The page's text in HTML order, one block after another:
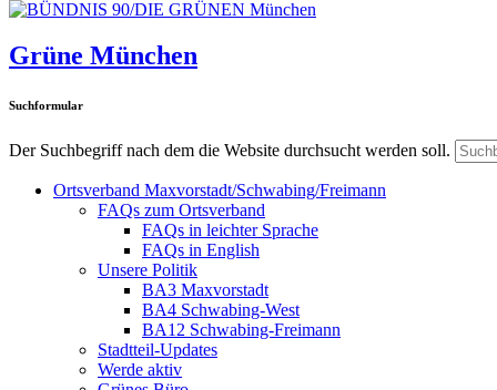
Grüne München
Suchformular
Der Suchbegriff nach dem die Website durchsucht werden soll.
Ortsverband Maxvorstadt/Schwabing/Freimann
FAQs zum Ortsverband
FAQs in leichter Sprache
FAQs in English
Unsere Politik
BA3 Maxvorstadt
BA4 Schwabing-West
BA12 Schwabing-Freimann
Stadtteil-Updates
Werde aktiv